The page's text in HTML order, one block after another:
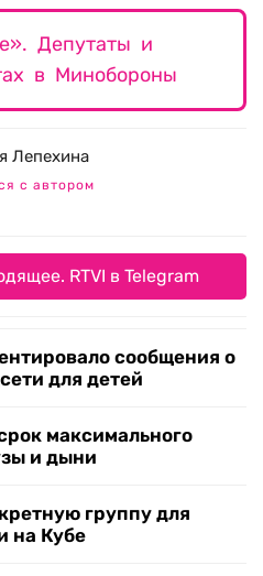
Депутаты и
в Минобороны
Лепехина
с автором
RTVI в Telegram
сообщения о
для детей
максимального
и дыни
группу для
на Кубе